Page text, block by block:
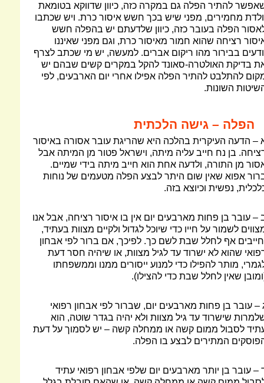
להתיר הפלה גם במקרה כזה, כיוון שדווקא בטומאת
מחמירים, מפני שיש בכך חשש איסור כרת. ויש שכתבו
הפלה בעובר כזה, כיוון שלדעתם יש בהפלה חשש
רציחה שהוא חמור מאיסור כרת, וגם מפני שאיננו
בבירור מהו ריקום אברים. למעשה, יש מי שכתב לצרף
בדיקת האולטרה-סאונד להקל במקרים קשים שבהם יש
להתלבט להתיר הפלה אפילו אחרי יום הארבעים, לפי
השונות.
הפלה – גישה הלכתית
– הדעה העיקרית בהלכה היא שהריגת עובר אסורה באיסור
בן נח חייב עליה מיתה, וישראל פטור מן המיתה אבל
מן התורה, ולדעה אחת הוא חייב מיתה בידי שמיים.
אפוא שאין שום היתר לבצע הפלה מטעמים של נוחות
נפשית וכיוצא בזה.
– עובר בן פחות מארבעים יום אין בו איסור רציחה, אבל אנו
לשמור על חייו כדי שיוכל לגדול ולקיים מצוות בעתיד,
אף לחלל שבת לשם כך. לפיכך, אם ברור לפי אבחון
שהוא לא ישרוד עד לגיל מצוות, או שיהיה חסר דעת
מותר להפילו כדי למנוע ייסורים ממנו וממשפחתו
שאין לחלל שבת כדי להצילו).
– עובר בן פחות מארבעים יום, שברור לפי אבחון רפואי
שישרוד עד גיל מצוות ולא יהיה בגדר שוטה, הוא
לסבול ממום קשה או ממחלה קשה – יש לסמוך על דעת
המתירים לבצע בו הפלה.
– עובר בן יותר מארבעים יום שלפי אבחון רפואי עתיד